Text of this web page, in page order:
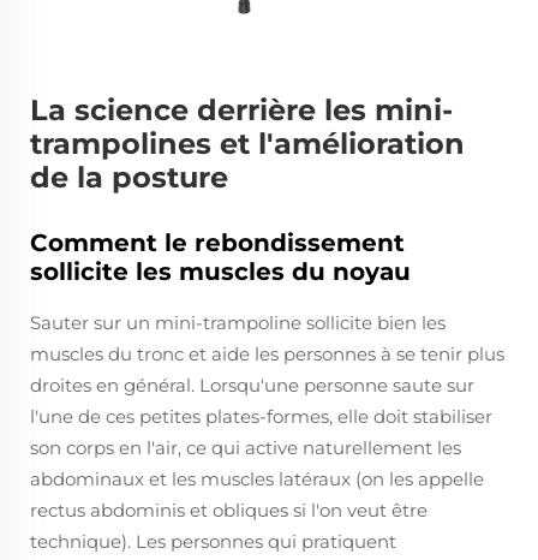
La science derrière les mini-
trampolines et l'amélioration
de la posture
Comment le rebondissement
sollicite les muscles du noyau
Sauter sur un mini-trampoline sollicite bien les
muscles du tronc et aide les personnes à se tenir plus
droites en général. Lorsqu'une personne saute sur
l'une de ces petites plates-formes, elle doit stabiliser
son corps en l'air, ce qui active naturellement les
abdominaux et les muscles latéraux (on les appelle
rectus abdominis et obliques si l'on veut être
technique). Les personnes qui pratiquent